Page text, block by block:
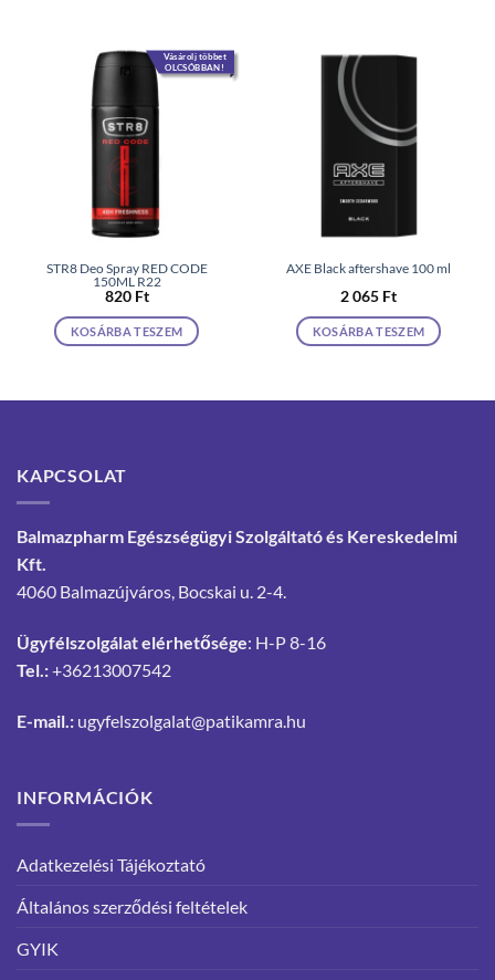
Vásárolj többet
OLCSÓBBAN!
STR8 Deo Spray RED CODE
150ML R22
820 Ft
KOSÁRBA TESZEM
AXE Black aftershave 100 ml
2 065 Ft
KOSÁRBA TESZEM
KAPCSOLAT
Balmazpharm Egészségügyi Szolgáltató és Kereskedelmi
Kft.
4060 Balmazújváros, Bocskai u. 2-4.
Ügyfélszolgálat elérhetősége: H-P 8-16
Tel.:+36213007542
E-mail.: ugyfelszolgalat@patikamra.hu
INFORMÁCIÓK
Adatkezelési Tájékoztató
Általános szerződési feltételek
GYIK